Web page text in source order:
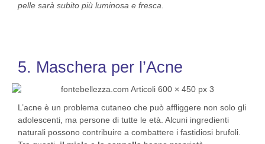
pelle sarà subito più luminosa e fresca.
5. Maschera per l’Acne
L’acne è un problema cutaneo che può affliggere non solo gli
adolescenti, ma persone di tutte le età. Alcuni ingredienti
naturali possono contribuire a combattere i fastidiosi brufoli.